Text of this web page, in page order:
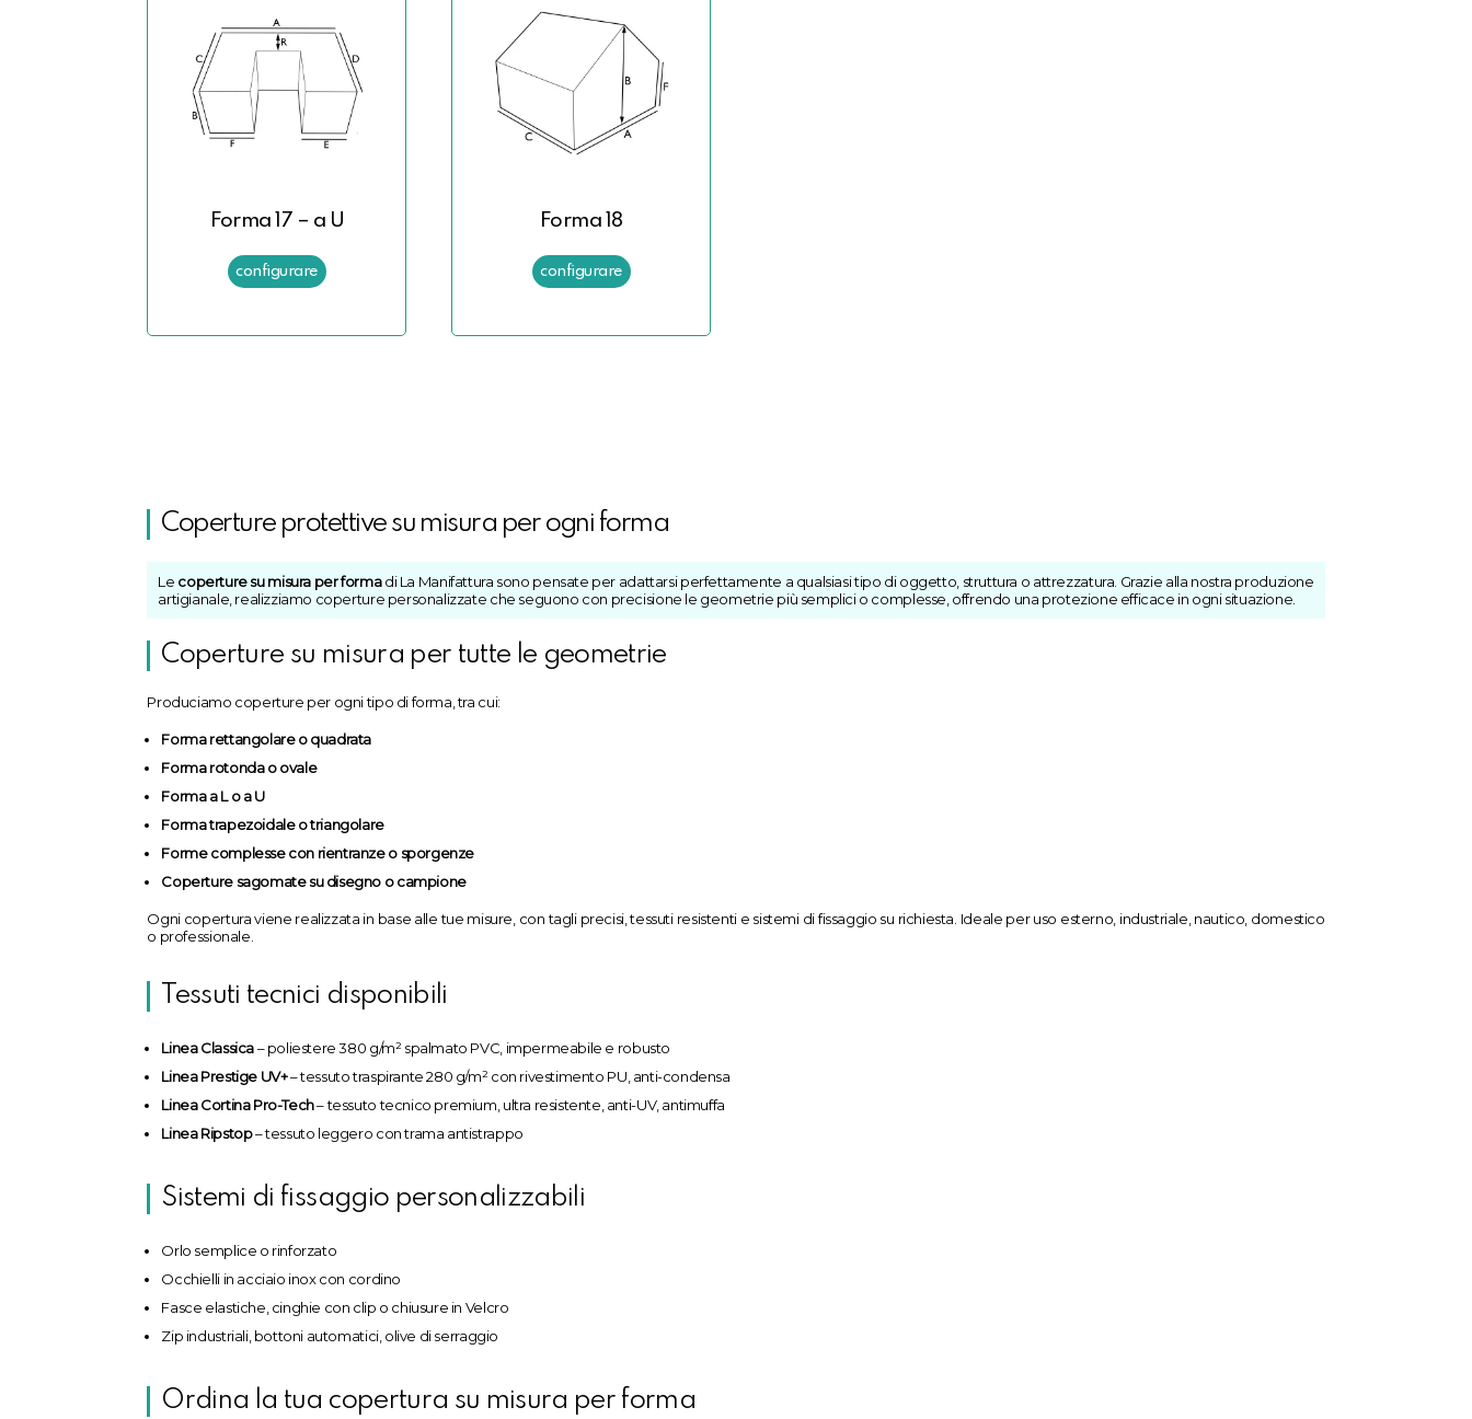
Forma 17 – a U Forma 18
Coperture protettive su misura per ogni forma
Le coperture su misura per formadi La Manifattura sono pensate per adattarsi perfettamente a qualsiasi tipo di oggetto, struttura o attrezzatura. Grazie alla nostra produzione
artigianale, realizziamo coperture personalizzate che seguono con precisione le geometrie più semplici o complesse, offrendo una protezione efficace in ogni situazione.
Coperture su misura per tutte le geometrie
Produciamo coperture per ogni tipo di forma, tra cui:
Forma rettangolare o quadrata
Forma rotonda o ovale
Forma a L o a U
Forma trapezoidale o triangolare
Forme complesse con rientranze o sporgenze
Coperture sagomate su disegno o campione
Ogni copertura viene realizzata in base alle tue misure, con tagli precisi, tessuti resistenti e sistemi di fissaggio su richiesta. Ideale per uso esterno, industriale, nautico, domestico
o professionale.
Tessuti tecnici disponibili
Linea Classica– poliestere 380 g/m² spalmato PVC, impermeabile e robusto
Linea Prestige UV+– tessuto traspirante 280 g/m² con rivestimento PU, anti-condensa
Linea Cortina Pro-Tech– tessuto tecnico premium, ultra resistente, anti-UV, antimuffa
Linea Ripstop– tessuto leggero con trama antistrappo
Sistemi di fissaggio personalizzabili
Orlo semplice o rinforzato
Occhielli in acciaio inox con cordino
Fasce elastiche, cinghie con clip o chiusure in Velcro
Zip industriali, bottoni automatici, olive di serraggio
Ordina la tua copertura su misura per forma